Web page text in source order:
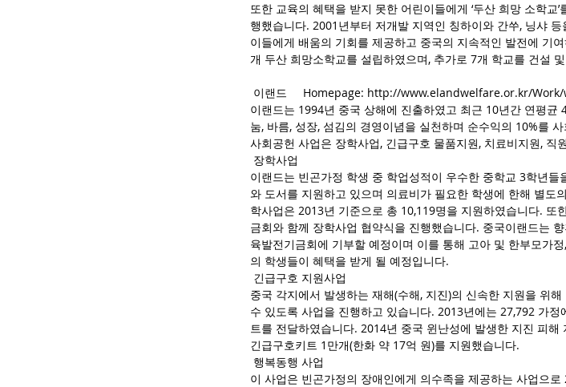
또한 교육의 혜택을 받지 못한 어린이들에게 ‘두산 희망 소학교
행했습니다. 2001년부터 저개발 지역인 칭하이와 간쑤, 닝샤
이들에게 배움의 기회를 제공하고 중국의 지속적인 발전에 기
개 두산 희망소학교를 설립하였으며, 추가로 7개 학교를 건설
이랜드     Homepage: http://www.elandwelfare.or.kr/
이랜드는 1994년 중국 상해에 진출하였고 최근 10년간 연평
눔, 바름, 성장, 섬김의 경영이념을 실천하며 순수익의 10%를
사회공헌 사업은 장학사업, 긴급구호 물품지원, 치료비지원,
장학사업
이랜드는 빈곤가정 학생 중 학업성적이 우수한 중학교 3학년
와 도서를 지원하고 있으며 의료비가 필요한 학생에 한해 별
학사업은 2013년 기준으로 총 10,119명을 지원하였습니다.
금회와 함께 장학사업 협약식을 진행했습니다. 중국이랜드는
육발전기금회에 기부할 예정이며 이를 통해 고아 및 한부모가
의 학생들이 혜택을 받게 될 예정입니다.
긴급구호 지원사업
중국 각지에서 발생하는 재해(수해, 지진)의 신속한 지원을 위
수 있도록 사업을 진행하고 있습니다. 2013년에는 27,792 가
트를 전달하였습니다. 2014년 중국 윈난성에 발생한 지진 피해
긴급구호키트 1만개(한화 약 17억 원)를 지원했습니다.
행복동행 사업
이 사업은 빈곤가정의 장애인에게 의수족을 제공하는 사업으